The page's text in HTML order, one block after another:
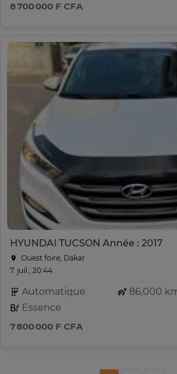
8 700 000 F CFA
HYUNDAI TUCSON Année : 2017
Ouest foire, Dakar
7. juil., 20:44
Automatique
86,000
Essence
7 800 000 F CFA